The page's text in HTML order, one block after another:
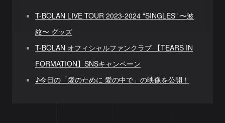
T-BOLAN LIVE TOUR 2023-2024 "SINGLES" 〜波
紋〜 グッズ
T-BOLAN オフィシャルファンクラブ 【TEARS IN
FORMATION】SNSキャンペーン
♪今日の「愛のために 愛の中で」の映像を公開！